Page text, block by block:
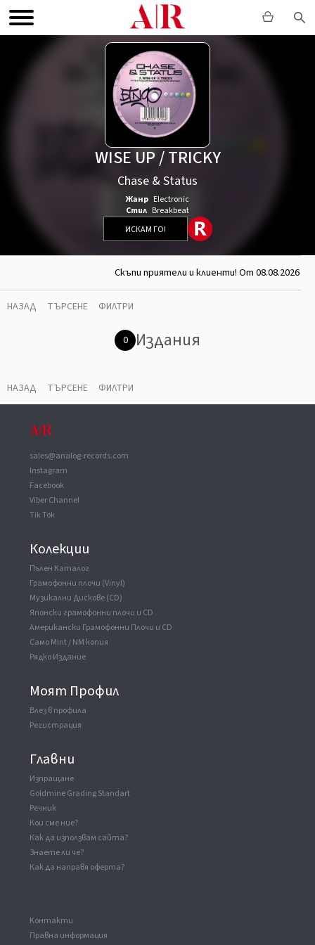
WISE UP / TRICKY
Chase & Status
Жанр Electronic
Стил Breakbeat
ИСКАМ ГО!
Скъпи приятели и клиенти! От 08.08.2026
НАЗАД ТЪРСЕНЕ ФИЛТРИ
0 Издания
НАЗАД ТЪРСЕНЕ ФИЛТРИ
sales@analog-records.com
Instagram
Facebook
Viber Channel
Tik Tok
Колекции
Пълен Каталог
Грамофонни плочи (Vinyl)
Музикални Дискове (CD)
Японски грамофонни плочи и CD
Американски Грамофонни Плочи и CD
Само Mint / NM копия
Рядко Издание
Моят Профил
Влез в профила
Регистрация
Главни
Изпращане
Goldmine Grading Standart
Речник
Кои сме ние?
Как да използвам сайта?
Знаете ли че?
Как да направя оферта?
Kонтакти
Правна информация